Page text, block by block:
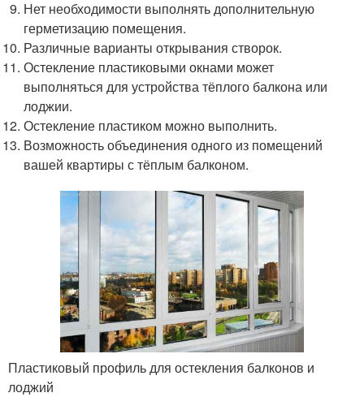
Нет необходимости выполнять дополнительную
герметизацию помещения.
Различные варианты открывания створок.
Остекление пластиковыми окнами может
выполняться для устройства тёплого балкона или
лоджии.
Остекление пластиком можно выполнить.
Возможность объединения одного из помещений
вашей квартиры с тёплым балконом.
Пластиковый профиль для остекления балконов и
лоджий